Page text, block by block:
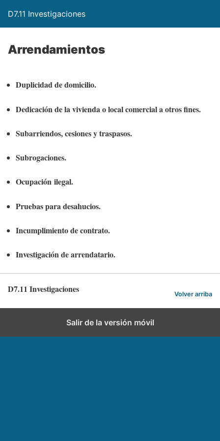
D7.11 Investigaciones
Arrendamientos
Duplicidad de domicilio.
Dedicación de la vivienda o local comercial a otros fines.
Subarriendos, cesiones y traspasos.
Subrogaciones.
Ocupación ilegal.
Pruebas para desahucios.
Incumplimiento de contrato.
Investigación de arrendatario.
D7.11 Investigaciones Volver arriba
Salir de la versión móvil